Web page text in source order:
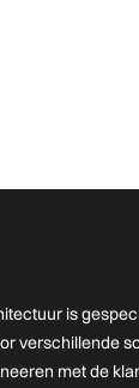
is
verschillende
met de